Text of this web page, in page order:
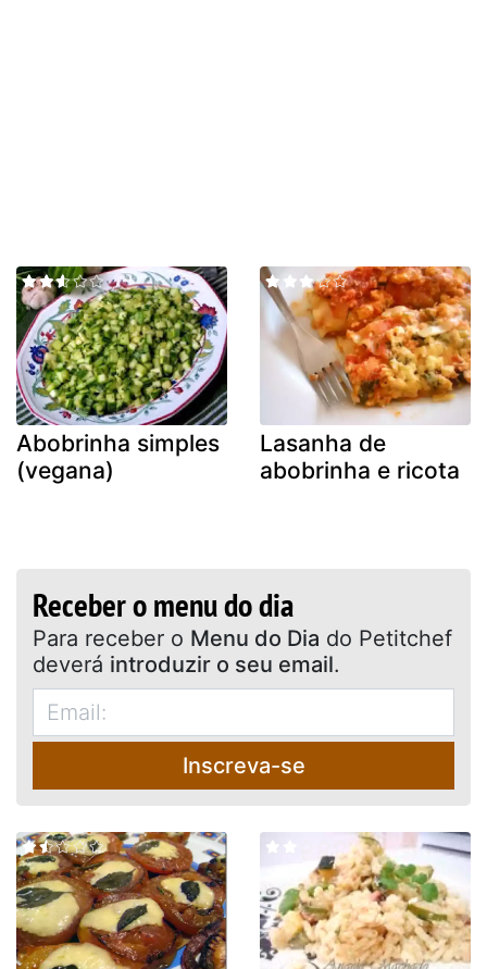
Abobrinha simples
(vegana)
Lasanha de
abobrinha e ricota
Receber o menu do dia
Para receber o Menu do Dia do Petitchef
deverá introduzir o seu email.
Inscreva-se